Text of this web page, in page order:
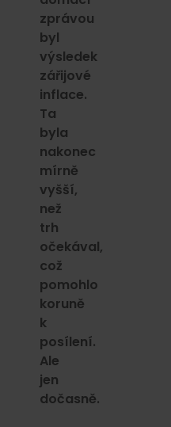
zprávou
byl
výsledek
zářijové
inflace.
Ta
byla
nakonec
mírně
vyšší,
než
trh
očekával,
což
pomohlo
koruně
k
posílení.
Ale
jen
dočasně.